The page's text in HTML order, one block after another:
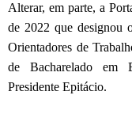
Alterar, em parte, a
de 2022 que designou
Orientadores de
de Bacharelado em
Presidente Epitácio.